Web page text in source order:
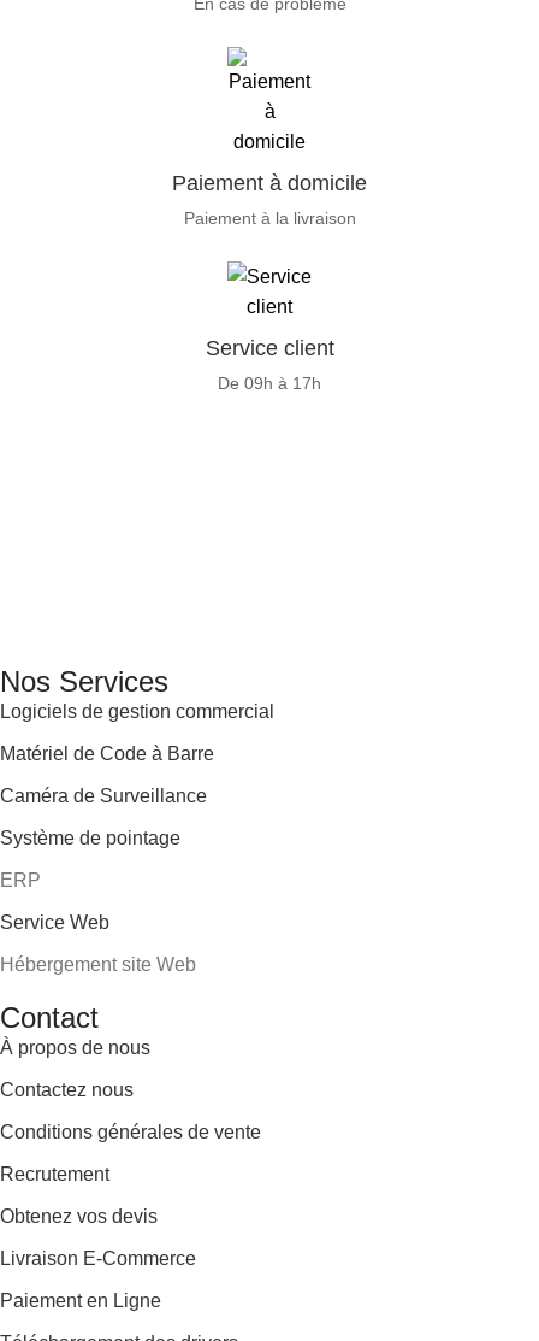
Paiement à domicile
Paiement à la livraison
Service client
De 09h à 17h
Nos Services
Logiciels de gestion commercial
Matériel de Code à Barre
Caméra de Surveillance
Système de pointage
ERP
Service Web
Hébergement site Web
Contact
À propos de nous
Contactez nous
Conditions générales de vente
Recrutement
Obtenez vos devis
Livraison E-Commerce
Paiement en Ligne